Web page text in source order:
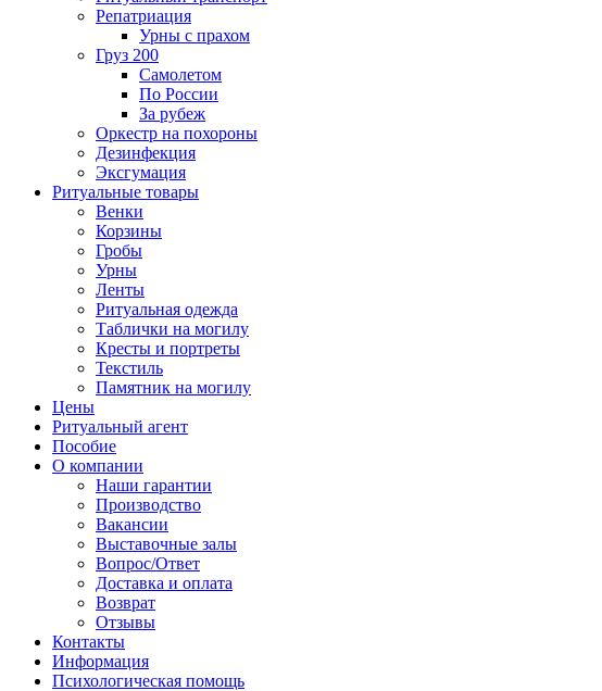
Репатриация
Урны с прахом
Груз 200
Самолетом
По России
За рубеж
Оркестр на похороны
Дезинфекция
Эксгумация
Ритуальные товары
Венки
Корзины
Гробы
Урны
Ленты
Ритуальная одежда
Таблички на могилу
Кресты и портреты
Текстиль
Памятник на могилу
Цены
Ритуальный агент
Пособие
О компании
Наши гарантии
Производство
Вакансии
Выставочные залы
Вопрос/Ответ
Доставка и оплата
Возврат
Отзывы
Контакты
Информация
Психологическая помощь